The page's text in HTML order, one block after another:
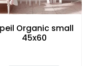
Organic small
45x60